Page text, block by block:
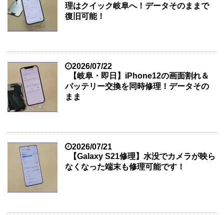
理はクイック岐阜へ！データそのままで
復旧可能！
2026/07/22
【岐阜・即日】iPhone12の画面割れ＆
バッテリー交換を同時修理！データその
まま
2026/07/21
【Galaxy S21修理】水没でカメラが映ら
なくなった端末も修理可能です！